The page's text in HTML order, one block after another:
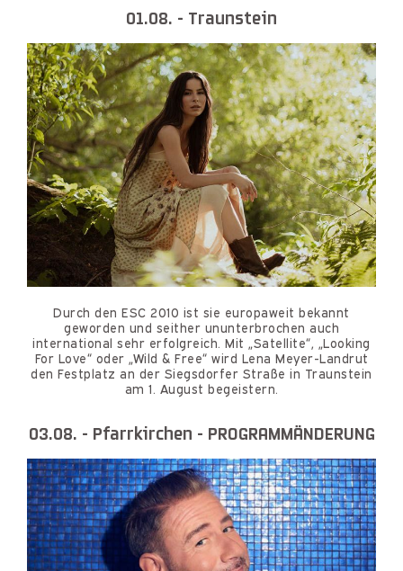
01.08. - Traunstein
Durch den ESC 2010 ist sie europaweit bekannt
geworden und seither ununterbrochen auch
international sehr erfolgreich. Mit „Satellite“, „Looking
For Love“ oder „Wild & Free“ wird Lena Meyer-Landrut
den Festplatz an der Siegsdorfer Straße in Traunstein
am 1. August begeistern.
03.08. - Pfarrkirchen - PROGRAMMÄNDERUNG